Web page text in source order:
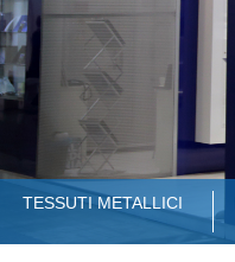
TESSUTI METALLICI